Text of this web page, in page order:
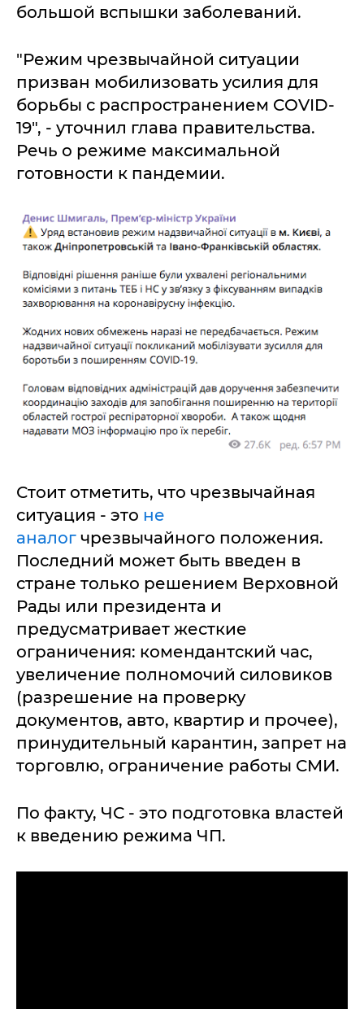
большой вспышки заболеваний.
"Режим чрезвычайной ситуации
призван мобилизовать усилия для
борьбы с распространением COVID-
19", - уточнил глава правительства.
Речь о режиме максимальной
готовности к пандемии.
Стоит отметить, что чрезвычайная
ситуация - это не
аналог чрезвычайного положения.
Последний может быть введен в
стране только решением Верховной
Рады или президента и
предусматривает жесткие
ограничения: комендантский час,
увеличение полномочий силовиков
(разрешение на проверку
документов, авто, квартир и прочее),
принудительный карантин, запрет на
торговлю, ограничение работы СМИ.
По факту, ЧС - это подготовка властей
к введению режима ЧП.